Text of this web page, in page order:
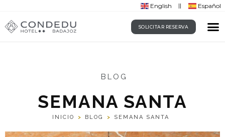
English Español
SOLICITAR RESERVA
BLOG
SEMANA SANTA
INICIO > BLOG > SEMANA SANTA